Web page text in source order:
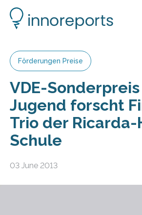
Förderungen Preise
VDE-
Jugend forscht
Trio der Ricarda-
Schule
03 June 2013